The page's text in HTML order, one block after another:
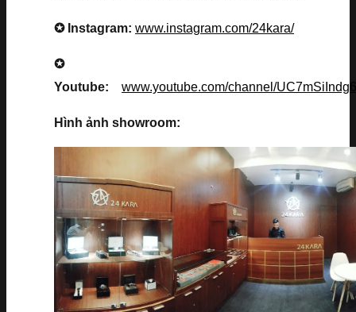
✪ Instagram: www.instagram.com/24kara/
✪
Youtube: www.youtube.com/channel/
Hình ảnh showroom: